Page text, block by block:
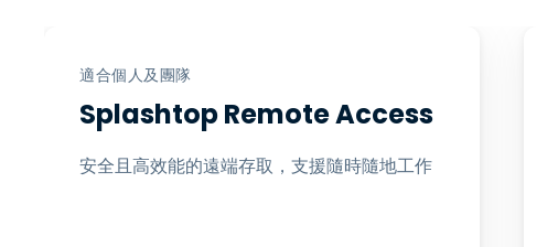
適合個人及團隊
Splashtop Remote Access
安全且高效能的遠端存取，支援隨時隨地工作